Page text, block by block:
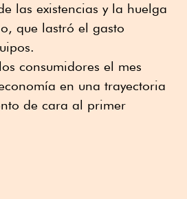
las existencias y la huelga
que lastró el gasto
consumidores el mes
en una trayectoria
de cara al primer